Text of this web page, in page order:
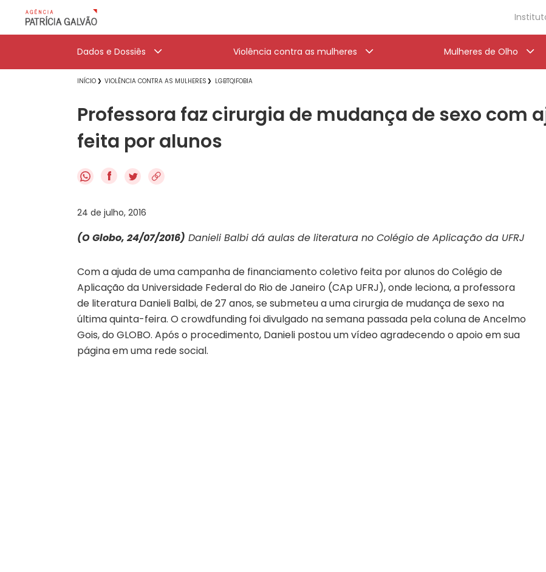
Dados e Dossiês Violência contra as mulheres Mulheres de Olho
INÍCIO VIOLÊNCIA CONTRA AS MULHERES LGBTQIFOBIA
Professora faz cirurgia de mudança de sexo com
feita por alunos
f
24 de julho, 2016
(O Globo, 24/07/2016) Danieli Balbi dá aulas de literatura no Colégio de Aplicação da UFRJ
Com a ajuda de uma campanha de financiamento coletivo feita por alunos do Colégio de
Aplicação da Universidade Federal do Rio de Janeiro (CAp UFRJ), onde leciona, a professora
de literatura Danieli Balbi, de 27 anos, se submeteu a uma cirurgia de mudança de sexo na
última quinta-feira. O crowdfunding foi divulgado na semana passada pela coluna de Ancelmo
Gois, do GLOBO. Após o procedimento, Danieli postou um vídeo agradecendo o apoio em sua
página em uma rede social.